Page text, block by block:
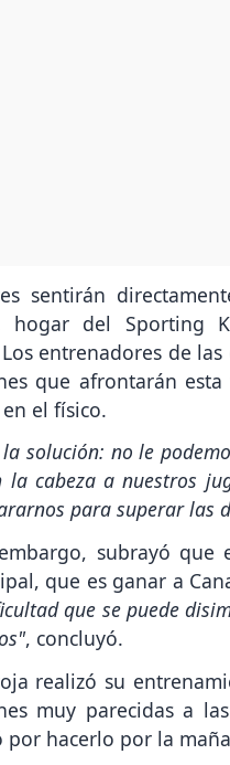
sentirán
hogar del Sporting
entrenadores de
que afrontarán
el físico.
solución: no le
la cabeza a nuestros
para superar las
subrayó
que es ganar a
que se puede
, concluyó.
realizó su
muy parecidas a
por hacerlo por la